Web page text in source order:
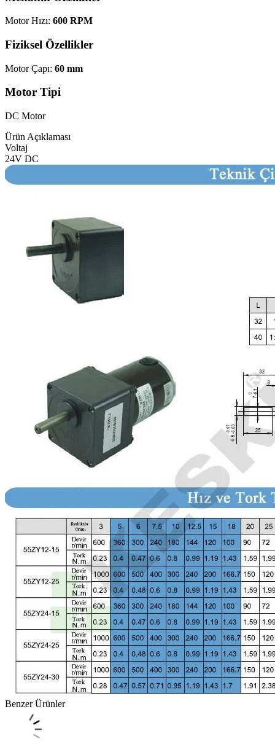
Motor Hızı: 600 RPM
Fiziksel Özellikler
Motor Çapı: 60 mm
Motor Tipi
DC Motor
Ürün Açıklaması
Voltaj
24V DC
Benzer Ürünler